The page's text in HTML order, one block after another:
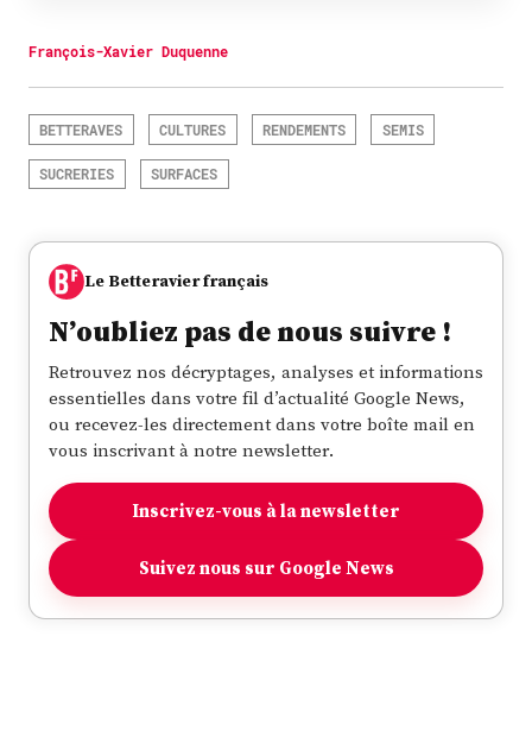
François-Xavier Duquenne
BETTERAVES CULTURES RENDEMENTS SEMIS
SUCRERIES SURFACES
Le Betteravier français
N’oubliez pas de nous suivre !
Retrouvez nos décryptages, analyses et informations
essentielles dans votre fil d’actualité Google News,
ou recevez-les directement dans votre boîte mail en
vous inscrivant à notre newsletter.
Inscrivez-vous à la newsletter
Suivez nous sur Google News